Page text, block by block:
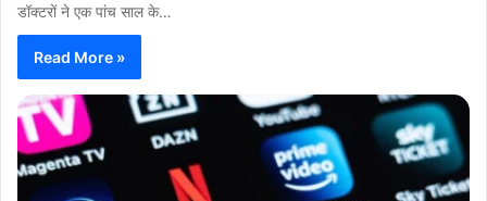
डॉक्टरों ने एक पांच साल के…
Read More »